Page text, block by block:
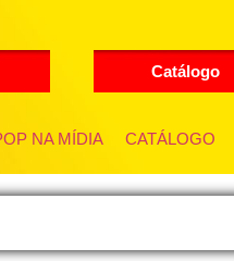
Catálogo
NA MÍDIA CATÁLOGO